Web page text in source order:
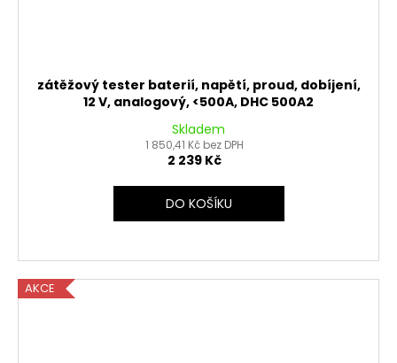
zátěžový tester baterií, napětí, proud, dobíjení,
12 V, analogový, <500A, DHC 500A2
Skladem
1 850,41 Kč bez DPH
2 239 Kč
DO KOŠÍKU
AKCE